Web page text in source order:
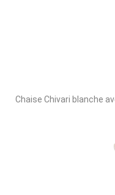
Chaise Chivari blanche